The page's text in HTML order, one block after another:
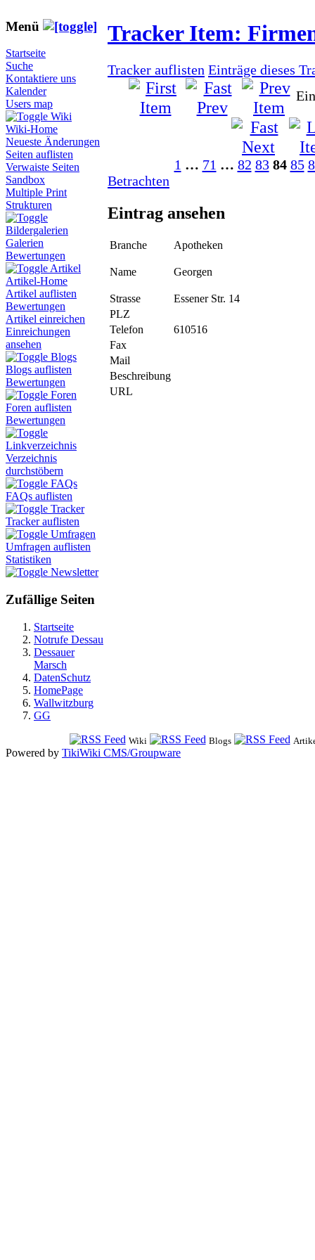
Menü
Startseite
Suche
Kontaktiere uns
Kalender
Users map
Wiki
Wiki-Home
Neueste Änderungen
Seiten auflisten
Verwaiste Seiten
Sandbox
Multiple Print
Strukturen
Bildergalerien
Galerien
Bewertungen
Artikel
Artikel-Home
Artikel auflisten
Bewertungen
Artikel einreichen
Einreichungen
ansehen
Blogs
Blogs auflisten
Bewertungen
Foren
Foren auflisten
Bewertungen
Linkverzeichnis
Verzeichnis
durchstöbern
FAQs
FAQs auflisten
Tracker
Tracker auflisten
Umfragen
Umfragen auflisten
Statistiken
Newsletter
Zufällige Seiten
Startseite
Notrufe Dessau
Dessauer
Marsch
DatenSchutz
HomePage
Wallwitzburg
GG
Tracker Item:
Tracker auflisten Einträge dieses
1 … 71 … 82 83 84 85
Betrachten
Eintrag ansehen
Branche Apotheken
Name Georgen
Strasse
Essener Str. 14
PLZ
Telefon
610516
Fax
Mail
Beschreibung
URL
Wiki Blogs
Powered by TikiWiki CMS/Groupware